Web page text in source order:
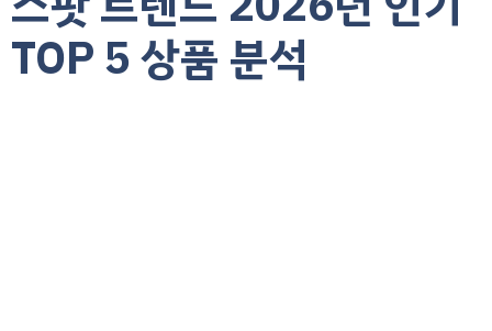
TOP 5 상품 분석